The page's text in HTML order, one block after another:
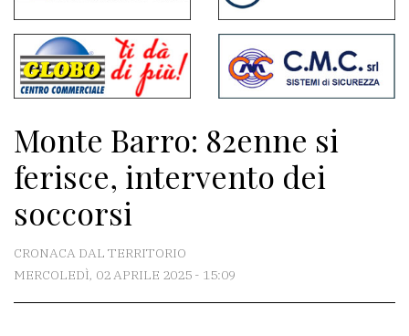
Contenuti
del
sito
Meteo
CONTATTI
La
redazione
Monte Barro: 82enne si
ferisce, intervento dei
soccorsi
CRONACA DAL TERRITORIO
MERCOLEDÌ, 02 APRILE 2025 - 15:09